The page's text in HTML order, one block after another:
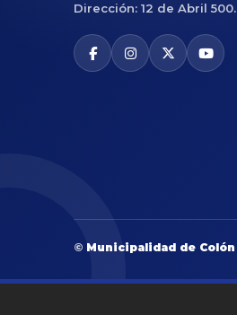
Dirección: 12 de Abril 500.
© Municipalidad de Colón